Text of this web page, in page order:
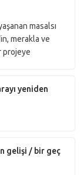
masalsı
merakla ve
projeye
yeniden
gelişi / bir geç